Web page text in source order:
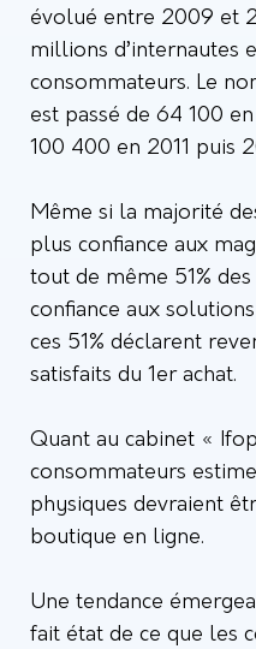
évolué entre 2009 et
millions d’internautes
consommateurs. Le
est passé de 64 100
100 400 en 2011 puis
Même si la majorité
plus confiance aux
tout de même 51%
confiance aux
ces 51% déclarent
satisfaits du 1er achat.
Quant au cabinet «
consommateurs
physiques devraient
boutique en ligne.
Une tendance
fait état de ce que les